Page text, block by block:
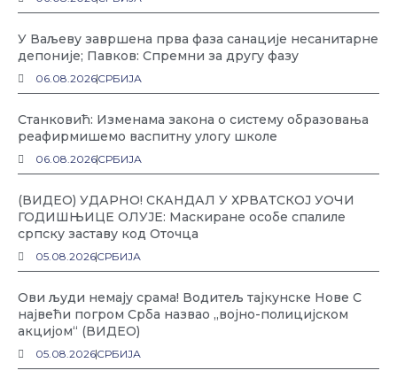
У Ваљеву завршена прва фаза санације несанитарне
депоније; Павков: Спремни за другу фазу
06.08.2026СРБИЈА
Станковић: Изменама закона о систему образовања
реафирмишемо васпитну улогу школе
06.08.2026СРБИЈА
(ВИДЕО) УДАРНО! СКАНДАЛ У ХРВАТСКОЈ УОЧИ
ГОДИШЊИЦЕ ОЛУЈЕ: Маскиране особе спалиле
српску заставу код Оточца
05.08.2026СРБИЈА
Ови људи немају срама! Водитељ тајкунске Нове С
највећи погром Срба назвао „војно-полицијском
акцијом“ (ВИДЕО)
05.08.2026СРБИЈА